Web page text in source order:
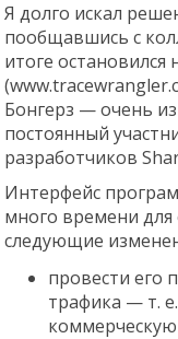
Я долго искал
пообщавшись с
итоге
Бонгерз — очень
постоянный
разработчиков
Интерфейс
много времени
следующие
провести его
трафика — т.